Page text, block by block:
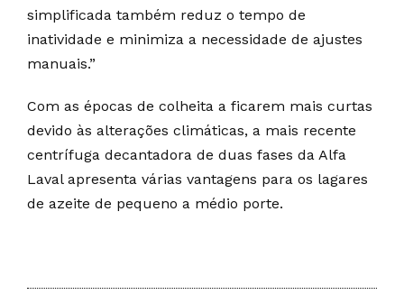
simplificada também reduz o tempo de
inatividade e minimiza a necessidade de ajustes
manuais.”
Com as épocas de colheita a ficarem mais curtas
devido às alterações climáticas, a mais recente
centrífuga decantadora de duas fases da Alfa
Laval apresenta várias vantagens para os lagares
de azeite de pequeno a médio porte.